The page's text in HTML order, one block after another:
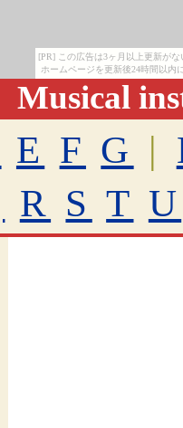
[PR] この広告は3ヶ月以上更新がな
ホームページを更新後24時間以内
Musical
E F G |
R S T U